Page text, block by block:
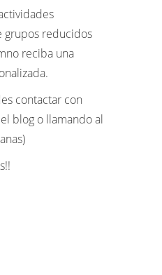
grupos reducidos
reciba una
contactar con
blog o llamando al